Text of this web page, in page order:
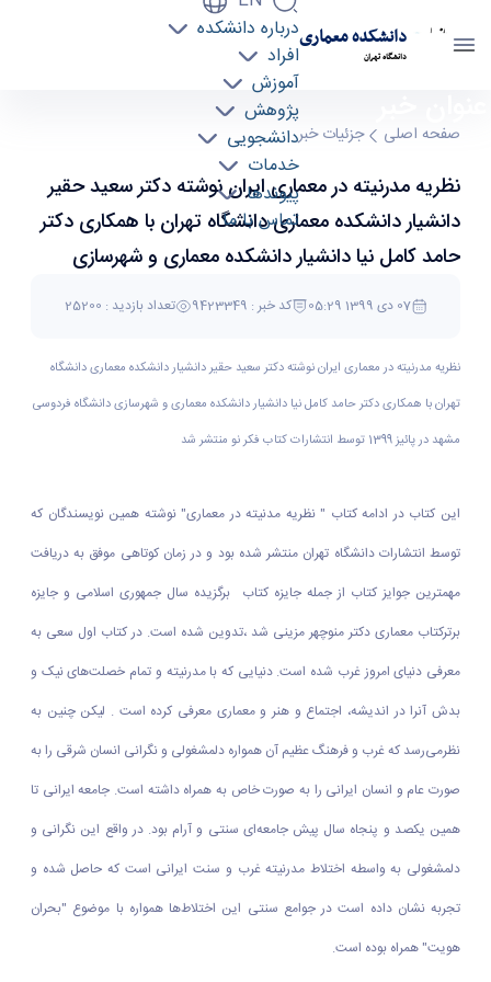
دانشکده معماری
دانشگاه تهران
درباره دانشکده
افراد
آموزش
پژوهش
دانشجویی
خدمات
پیوندها
تماس با ما
نظریه مدرنیته در معماری ایران نوشته دکتر سعید
حقیر دانشیار دانشکده معماری دانشگاه تهران با
همکاری دکتر حامد کامل نیا دانشیار دانشکده
معماری و شهرسازی دانشگاه فردوسی مشهد در
پائیز 1399 توسط انتشارات کتاب فکر نو منتشر شد
- دانشکده معماری arch
صفحه اصلی جزئیات خبر
نظریه مدرنیته در معماری ایران نوشته دکتر سعید حقیر
دانشیار دانشکده معماری دانشگاه تهران با همکاری دکتر
حامد کامل نیا دانشیار دانشکده معماری و شهرسازی
07 دی 1399 05:29 کد خبر : 9423349 تعداد بازدید : 25200
نظریه مدرنیته در معماری ایران نوشته دکتر سعید حقیر دانشیار دانشکده معماری دانشگاه
تهران با همکاری دکتر حامد کامل نیا دانشیار دانشکده معماری و شهرسازی دانشگاه فردوسی
مشهد در پائیز 1399 توسط انتشارات کتاب فکر نو منتشر شد
این کتاب در ادامه کتاب " نظریه مدنیته در معماری" نوشته همین نویسندگان که
توسط انتشارات دانشگاه تهران منتشر شده بود و در زمان کوتاهی موفق به دریافت
مهمترین جوایز کتاب از جمله جایزه کتاب برگزیده سال جمهوری اسلامی و جایزه
برترکتاب معماری دکتر منوچهر مزینی شد ،تدوین شده است. در کتاب اول سعی به
معرفی دنیای امروز غرب شده است. دنیایی که با مدرنیته و تمام خصلت‌‌های نیک و
بدش آنرا در اندیشه، اجتماع و هنر و معماری معرفی کرده است . لیکن چنین به
‌نظرمی‌رسد که‌ غرب‌ و فرهنگ‌ عظیم‌ آن‌ همواره‌ دلمشغولی‌ و نگرانی‌ انسان‌ شرقی‌ را به‌
صورت‌ عام و انسان ایرانی را به صورت خاص‌ به‌ همراه‌ داشته ‌است‌. جامعه ایرانی تا
همین یکصد و پنجاه سال پیش جامعه‌ای سنتی و آرام بود. در واقع‌ این‌ نگرانی‌ و
دلمشغولی‌ به‌ واسطه‌ اختلاط ‌مدرنیته‌ غرب‌ و سنت‌ ایرانی است‌ که حاصل شده و‌
تجربه‌ نشان‌ داده ‌است‌ در جوامع‌ سنتی‌ این اختلاط‌ها همواره با موضوع "بحران‌
هویت‌" همراه ‌بوده ‌است‌.